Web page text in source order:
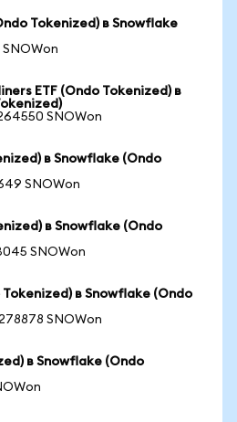
Tokenized) в Snowflake
SNOWon
ETF (Ondo Tokenized) в
SNOWon
в Snowflake (Ondo
SNOWon
в Snowflake (Ondo
SNOWon
в Snowflake (Ondo
SNOWon
в Snowflake (Ondo